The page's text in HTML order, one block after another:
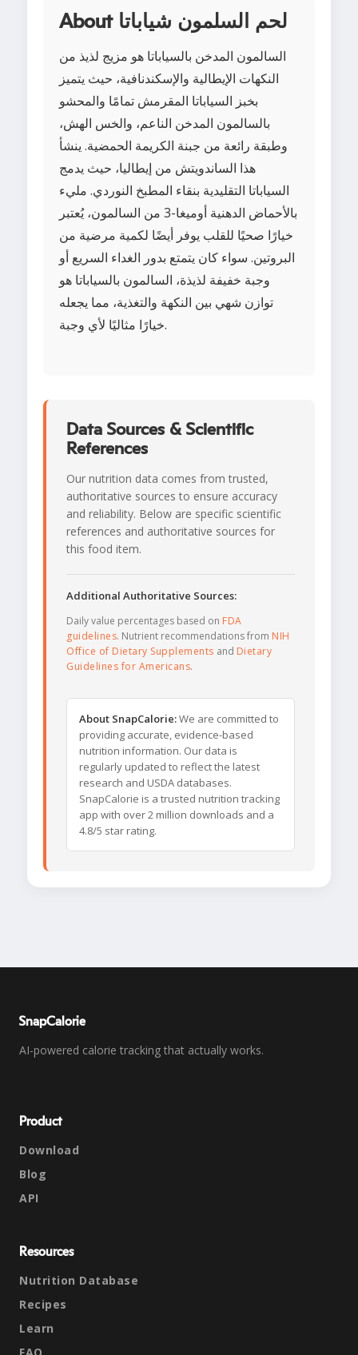
About لحم السلمون شياباتا
السالمون المدخن بالسياباتا هو مزيج لذيذ من
النكهات الإيطالية والإسكندنافية، حيث يتميز
بخبز السياباتا المقرمش تمامًا والمحشو
بالسالمون المدخن الناعم، والخس الهش،
وطبقة رائعة من جبنة الكريمة الحمضية. ينشأ
هذا الساندويتش من إيطاليا، حيث يدمج
السياباتا التقليدية بنقاء المطبخ النوردي. مليء
بالأحماض الدهنية أوميغا-3 من السالمون، يُعتبر
خيارًا صحيًا للقلب يوفر أيضًا لكمية مرضية من
البروتين. سواء كان يتمتع بدور الغداء السريع أو
وجبة خفيفة لذيذة، السالمون بالسياباتا هو
توازن شهي بين النكهة والتغذية، مما يجعله
خيارًا مثاليًا لأي وجبة.
Data Sources & Scientific
References
Our nutrition data comes from trusted,
authoritative sources to ensure accuracy
and reliability. Below are specific scientific
references and authoritative sources for
this food item.
Additional Authoritative Sources:
Daily value percentages based on FDA
guidelines. Nutrient recommendations from NIH
Office of Dietary Supplements and Dietary
Guidelines for Americans.
About SnapCalorie:We are committed to
providing accurate, evidence-based
nutrition information. Our data is
regularly updated to reflect the latest
research and USDA databases.
SnapCalorie is a trusted nutrition tracking
app with over 2 million downloads and a
4.8/5 star rating.
SnapCalorie
AI-powered calorie tracking that actually works.
Product
Download
Blog
API
Resources
Nutrition Database
Recipes
Learn